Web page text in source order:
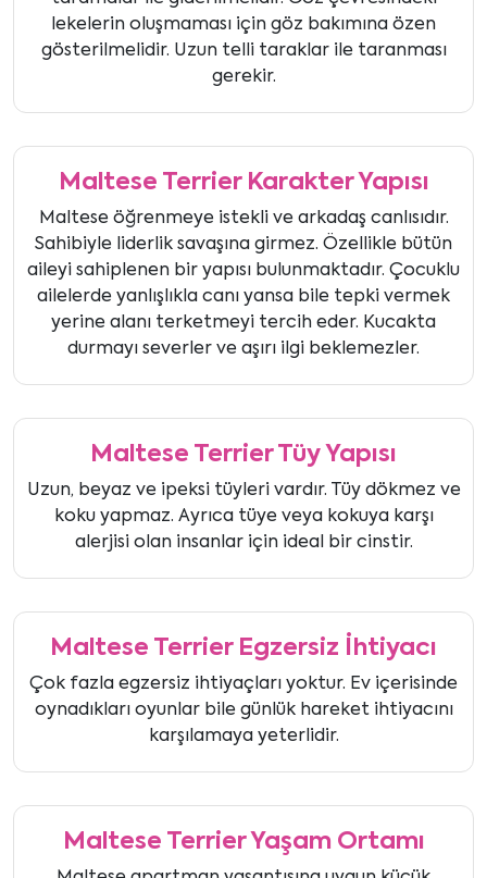
lekelerin oluşmaması için göz bakımına özen
gösterilmelidir. Uzun telli taraklar ile taranması
gerekir.
Maltese Terrier Karakter Yapısı
Maltese öğrenmeye istekli ve arkadaş canlısıdır.
Sahibiyle liderlik savaşına girmez. Özellikle bütün
aileyi sahiplenen bir yapısı bulunmaktadır. Çocuklu
ailelerde yanlışlıkla canı yansa bile tepki vermek
yerine alanı terketmeyi tercih eder. Kucakta
durmayı severler ve aşırı ilgi beklemezler.
Maltese Terrier Tüy Yapısı
Uzun, beyaz ve ipeksi tüyleri vardır. Tüy dökmez ve
koku yapmaz. Ayrıca tüye veya kokuya karşı
alerjisi olan insanlar için ideal bir cinstir.
Maltese Terrier Egzersiz İhtiyacı
Çok fazla egzersiz ihtiyaçları yoktur. Ev içerisinde
oynadıkları oyunlar bile günlük hareket ihtiyacını
karşılamaya yeterlidir.
Maltese Terrier Yaşam Ortamı